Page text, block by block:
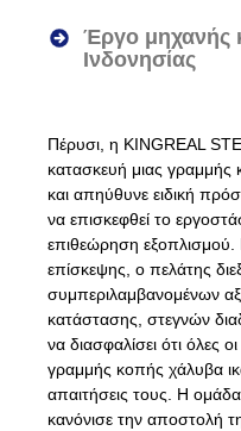
Έργο μηχανής
Ινδονησίας
Πέρυσι, η KINGREAL
κατασκευή μιας
και απηύθυνε ειδική
να επισκεφθεί το
επιθεώρηση εξοπλισμού.
επίσκεψης, ο πελάτης
συμπεριλαμβανομένων
κατάστασης, στεγνών
να διασφαλίσει ότι όλες
γραμμής κοπής χάλυβα
απαιτήσεις τους. Η
κανόνισε την αποστολή